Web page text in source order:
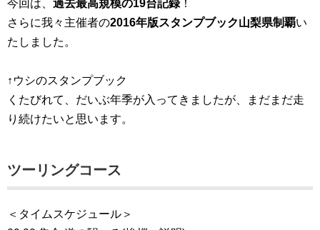
今回は、 過去最高規模の19台記録！
さらに我々主催者の2016年版スタンプブック山梨県制覇い
たしました。
↑ウシのスタンプブック
くたびれて、だいぶ年季が入ってきましたが、まだまだ走
り続けたいと思います。
ツーリングコース
＜タイムスケジュール＞